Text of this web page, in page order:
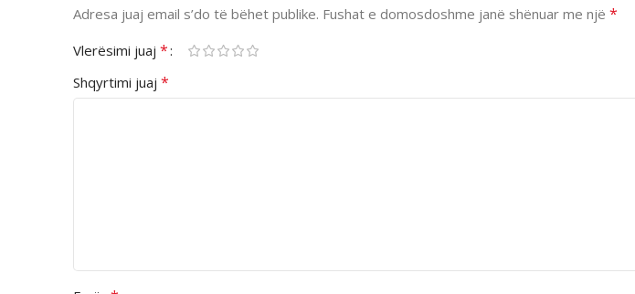
Adresa juaj email s’do të bëhet publike. Fushat e domosdoshme janë shënuar me një *
Vlerësimi juaj *
Shqyrtimi juaj *